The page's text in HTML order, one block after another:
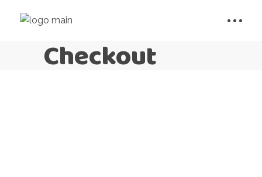
Checkout